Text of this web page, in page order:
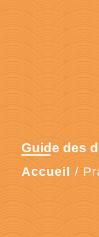
Guide des
Accueil /